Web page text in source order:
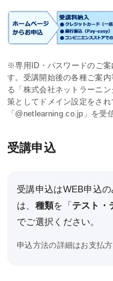
KALSをはじめる
受講までの流れ
ガイダンス情報
個別受講相談
講義スケジュール
各種申込
WEB申込後のお支払方法
窓口申込
お申込後の流れ
※専用ID・パスワードのご
す。受講開始後の各種ご案
る「株式会社ネットラーニ
策としてドメイン設定をさ
「@netlearning.co.jp」を受
受講申込
受講申込はWEB申込
は、 種類を「テスト・
でご選択ください。
申込方法の詳細はお支払